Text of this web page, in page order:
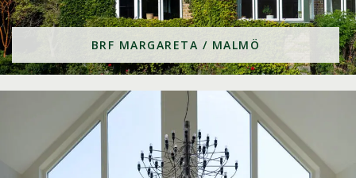
BRF MARGARETA / MALMÖ